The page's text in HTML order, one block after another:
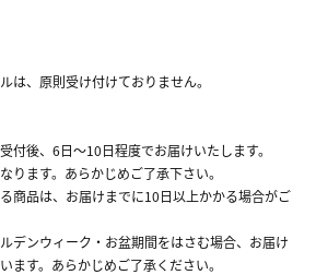
、原則受け付けておりません。
後、6日～10日程度でお届けいたします。
ります。あらかじめご了承下さい。
商品は、お届けまでに10日以上かかる場合がご
デンウィーク・お盆期間をはさむ場合、お届け
ます。あらかじめご了承ください。